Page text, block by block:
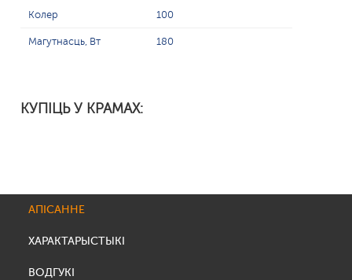
Колер 100
Магутнасць, Вт 180
КУПІЦЬ У КРАМАХ:
АПІСАННЕ
ХАРАКТАРЫСТЫКІ
ВОДГУКІ